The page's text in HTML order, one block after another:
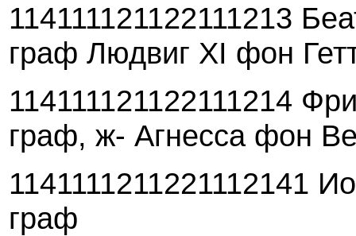
114111121122111213
граф Людвиг XI фон
114111121122111214
граф, ж- Агнесса фон
1141111211221112141
граф